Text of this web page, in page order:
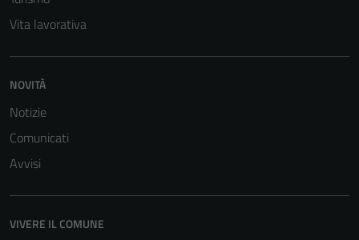
Vita lavorativa
NOVITÀ
Notizie
Comunicati
Avvisi
VIVERE IL COMUNE